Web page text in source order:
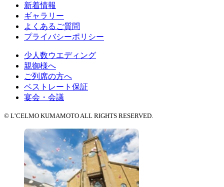
新着情報
ギャラリー
よくあるご質問
プライバシーポリシー
少人数ウエディング
親御様へ
ご列席の方へ
ベストレート保証
宴会・会議
© L’CELMO KUMAMOTO ALL RIGHTS RESERVED.